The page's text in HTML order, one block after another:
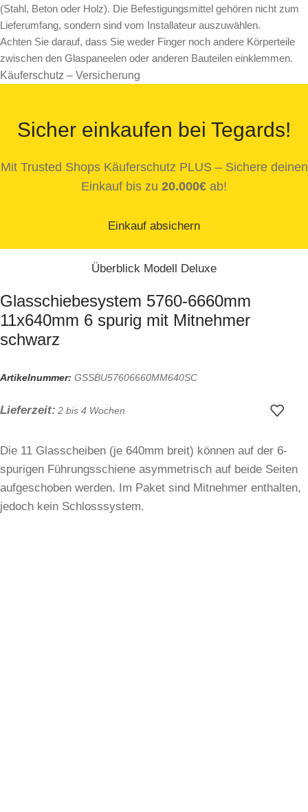
(Stahl, Beton oder Holz). Die Befestigungsmittel gehören nicht zum
Lieferumfang, sondern sind vom Installateur auszuwählen.
Achten Sie darauf, dass Sie weder Finger noch andere Körperteile
zwischen den Glaspaneelen oder anderen Bauteilen einklemmen.
Käuferschutz – Versicherung
Sicher einkaufen bei Tegards!
Mit Trusted Shops Käuferschutz PLUS – Sichere deinen
Einkauf bis zu 20.000€ ab!
Einkauf absichern
Überblick Modell Deluxe
Glasschiebesystem 5760-6660mm
11x640mm 6 spurig mit Mitnehmer
schwarz
Artikelnummer: GSSBU57606660MM640SC
Lieferzeit: 2 bis 4 Wochen
Die 11 Glasscheiben (je 640mm breit) können auf der 6-
spurigen Führungsschiene asymmetrisch auf beide Seiten
aufgeschoben werden. Im Paket sind Mitnehmer enthalten,
jedoch kein Schlosssystem.